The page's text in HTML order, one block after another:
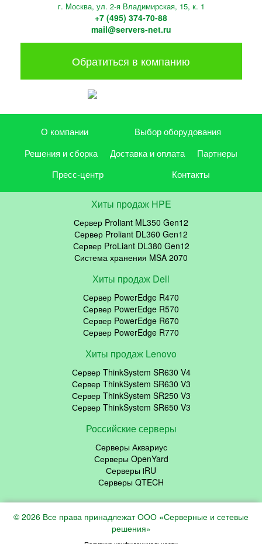
г. Москва, ул. 2-я Владимирская, 15, к. 1
+7 (495) 374-70-88
mail@servers-net.ru
Обратиться в компанию
О компании
Выбор оборудования
Решения и сборка
Доставка и оплата
Партнеры
Пресс-центр
Контакты
Хиты продаж HPE
Сервер Proliant ML350 Gen12
Сервер Proliant DL360 Gen12
Сервер ProLiant DL380 Gen12
Система хранения MSA 2070
Хиты продаж Dell
Сервер PowerEdge R470
Сервер PowerEdge R570
Сервер PowerEdge R670
Сервер PowerEdge R770
Хиты продаж Lenovo
Сервер ThinkSystem SR630 V4
Сервер ThinkSystem SR630 V3
Сервер ThinkSystem SR250 V3
Сервер ThinkSystem SR650 V3
Российские серверы
Серверы Аквариус
Серверы OpenYard
Серверы iRU
Серверы QTECH
© 2026 Все права принадлежат ООО «Серверные и сетевые
решения»